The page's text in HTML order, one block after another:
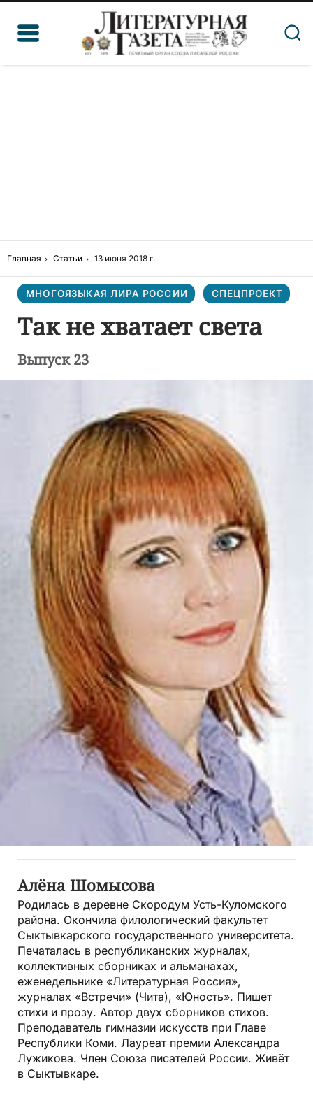
Главная Статьи 13 июня 2018 г.
МНОГОЯЗЫКАЯ ЛИРА РОССИИ СПЕЦПРОЕКТ
Так не хватает света
Выпуск 23
Алёна Шомысова
Родилась в деревне Скородум Усть-Куломского
района. Окончила филологический факультет
Сыктывкарского государственного университета.
Печаталась в республиканских журналах,
коллективных сборниках и альманахах,
еженедельнике «Литературная Россия»,
журналах «Встречи» (Чита), «Юность». Пишет
стихи и прозу. Автор двух сборников стихов.
Преподаватель гимназии искусств при Главе
Республики Коми. Лауреат премии Александра
Лужикова. Член Союза писателей России. Живёт
в Сыктывкаре.